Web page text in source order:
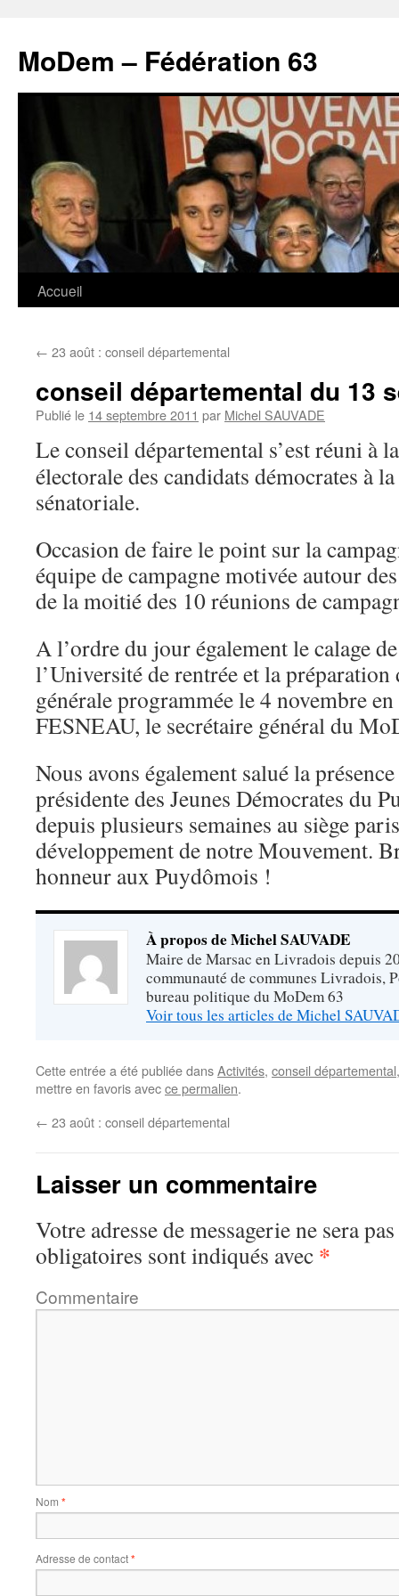
MoDem – Fédération 63
Aller
contenu
Accueil
← 23 août : conseil départemental
conseil départemental du 13
Publié le 14 septembre 2011 par Michel SAUVADE
Le conseil départemental s’est réuni à
électorale des candidats démocrates à
sénatoriale.
Occasion de faire le point sur la
équipe de campagne motivée autour
de la moitié des 10 réunions de
A l’ordre du jour également le calage
l’Université de rentrée et la préparation
générale programmée le 4 novembre
FESNEAU, le secrétaire général du
Nous avons également salué la
présidente des Jeunes Démocrates du
depuis plusieurs semaines au siège
développement de notre Mouvement.
honneur aux Puydômois !
À propos de Michel SAUVADE
Maire de Marsac en Livradois depuis
communauté de communes Livradois,
bureau politique du MoDem 63
Voir tous les articles de Michel
Cette entrée a été publiée dansActivités, conseil départemental
mettre en favoris avecce permalien.
← 23 août : conseil départemental
Laisser un commentaire
Votre adresse de messagerie ne sera
obligatoires sont indiqués avec *
Commentaire
Nom *
Adresse de contact*